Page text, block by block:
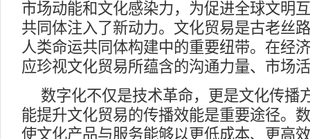
市场动能和文化感染力，为促进全球文明
共同体注入了新动力。文化贸易是古老丝
人类命运共同体构建中的重要纽带。在经
应珍视文化贸易所蕴含的沟通力量、市场
数字化不仅是技术革命，更是文化传播
能提升文化贸易的传播效能是重要途径。
使文化产品与服务能够以更低成本、更高